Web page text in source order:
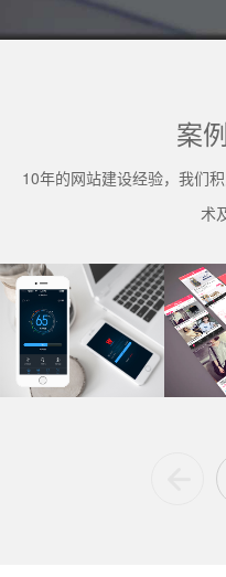
案
10年的网站建设经验，我们
术